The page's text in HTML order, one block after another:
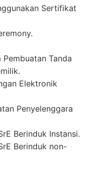
Sertifikat
Pembuatan Tanda
Elektronik
Penyelenggara
Berinduk Instansi.
Berinduk non-